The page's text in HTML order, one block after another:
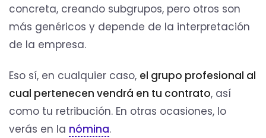
concreta, creando subgrupos, pero otros son
más genéricos y depende de la interpretación
de la empresa.
Eso sí, en cualquier caso, el grupo profesional al
cual pertenecen vendrá en tu contrato, así
como tu retribución. En otras ocasiones, lo
verás en la nómina.